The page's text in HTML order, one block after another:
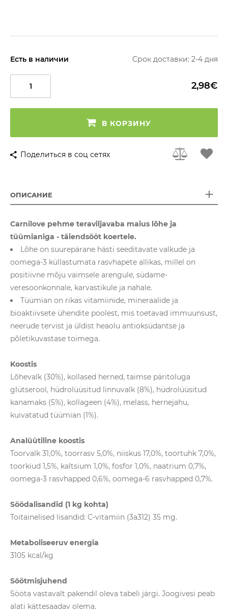
Есть в наличии Срок доставки: 2-4 дня
2,98€
В КОРЗИНУ
Поделиться в соц сетях
ОПИСАНИЕ
Carnilove pehme teraviljavaba maius lõhe ja
tüümianiga - täiendsööt koertele.
Lõhe on suurepärane hästi seeditavate valkude ja
oomega-3 küllastumata rasvhapete allikas, millel on
positiivne mõju vaimsele arengule, südame-
veresoonkonnale, karvastikule ja nahale.
Tüümian on rikas vitamiinide, mineraalide ja
bioaktiivsete ühendite poolest, mis toetavad immuunsust,
neerude tervist ja üldist heaolu antioksüdantse ja
põletikuvastase toimega.
Koostis
Lõhevalk (30%), kollased herned, taimse päritoluga
glütserool, hüdrolüüsitud linnuvalk (8%), hüdrolüüsitud
kanamaks (5%), kollageen (4%), melass, hernejahu,
kuivatatud tüümian (1%).
Analüütiline koostis
Toorvalk 31,0%, toorrasv 5,0%, niiskus 17,0%, toortuhk 7,0%,
toorkiud 1,5%, kaltsium 1,0%, fosfor 1,0%, naatrium 0,7%,
oomega-3 rasvhapped 0,6%, oomega-6 rasvhapped 0,7%.
Söödalisandid (1 kg kohta)
Toitainelised lisandid: C-vitamiin (3a312) 35 mg.
Metaboliseeruv energia
3105 kcal/kg
Söötmisjuhend
Sööta vastavalt pakendil oleva tabeli järgi. Joogivesi peab
alati kättesaadav olema.